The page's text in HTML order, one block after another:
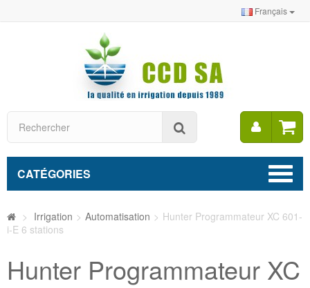
Français
Mon
CATÉGORIES
> Irrigation > Automatisation > Hunter Programmateur XC 601-
i-E 6 stations
Hunter Programmateur XC